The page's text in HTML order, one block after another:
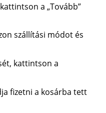
a „Tovább”
szállítási módot és
kattintson a
fizetni a kosárba tett